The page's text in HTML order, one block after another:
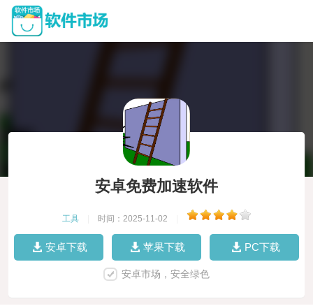
安卓免费加速软件
工具 时间：2025-11-02
安卓下载 苹果下载 PC下载
安卓市场，安全绿色